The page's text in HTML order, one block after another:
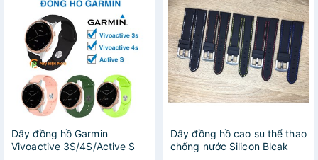
Dây đồng hồ Garmin
Vivoactive 3S/4S/Active S
Dây đồng hồ cao su thể thao
chống nước Silicon Blcak